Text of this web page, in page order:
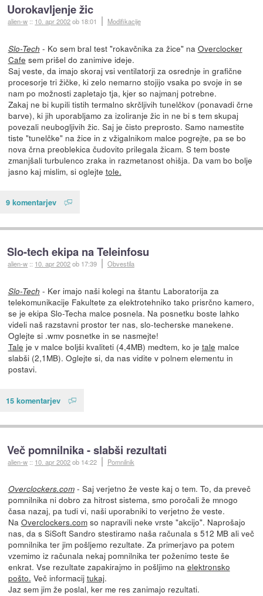
Uorokavljenje žic
alien-w :: 10. apr 2002ob 18:01 Modifikacije
Slo-Tech - Ko sem bral test "rokavčnika za žice" na Overclocker
Cafe sem prišel do zanimive ideje.
Saj veste, da imajo skoraj vsi ventilatorji za osrednje in grafične
procesorje tri žičke, ki zelo nemarno stojijo vsaka po svoje in se
nam po možnosti zapletajo tja, kjer so najmanj potrebne.
Zakaj ne bi kupili tistih termalno skrčljivih tunelčkov (ponavadi črne
barve), ki jih uporabljamo za izoliranje žic in ne bi s tem skupaj
povezali neubogljivih žic. Saj je čisto preprosto. Samo namestite
tiste "tunelčke" na žice in z vžigalnikom malce pogrejte, pa se bo
nova črna preoblekica čudovito prilegala žicam. S tem boste
zmanjšali turbulenco zraka in razmetanost ohišja. Da vam bo bolje
jasno kaj mislim, si oglejte tole.
9 komentarjev
Slo-tech ekipa na Teleinfosu
alien-w :: 10. apr 2002ob 17:39 Obvestila
Slo-Tech - Ker imajo naši kolegi na štantu Laboratorija za
telekomunikacije Fakultete za elektrotehniko tako prisrčno kamero,
se je ekipa Slo-Techa malce posnela. Na posnetku boste lahko
videli naš razstavni prostor ter nas, slo-techerske manekene.
Oglejte si .wmv posnetke in se nasmejte!
Tale je v malce boljši kvaliteti (4,4MB) medtem, ko je tale malce
slabši (2,1MB). Oglejte si, da nas vidite v polnem elementu in
postavi.
15 komentarjev
Več pomnilnika - slabši rezultati
alien-w :: 10. apr 2002ob 14:22 Pomnilnik
Overclockers.com- Saj verjetno že veste kaj o tem. To, da preveč
pomnilnika ni dobro za hitrost sistema, smo poročali že mnogo
časa nazaj, pa tudi vi, naši uporabniki to verjetno že veste.
Na Overclockers.comso napravili neke vrste "akcijo". Naprošajo
nas, da s SiSoft Sandro stestiramo naša računala s 512 MB ali več
pomnilnika ter jim pošljemo rezultate. Za primerjavo pa potem
vzemimo iz računala nekaj pomnilnika ter poženimo teste še
enkrat. Vse rezultate zapakirajmo in pošljimo na elektronsko
pošto. Več informacij tukaj.
Jaz sem jim že poslal, ker me res zanimajo rezultati.